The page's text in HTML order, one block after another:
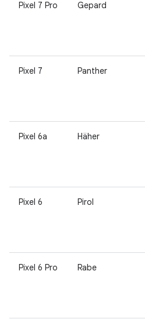
Pixel 7 Pro Gepard
Pixel 7 Panther
Pixel 6a Häher
Pixel 6 Pirol
Pixel 6 Pro Rabe